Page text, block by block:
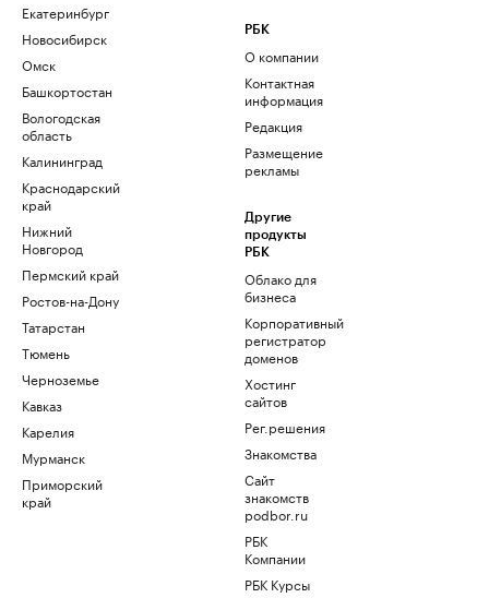
Екатеринбург
Новосибирск
Омск
Башкортостан
Вологодская
область
Калининград
Краснодарский
край
Нижний
Новгород
Пермский край
Ростов-на-Дону
Татарстан
Тюмень
Черноземье
Кавказ
Карелия
Мурманск
Приморский
край
РБК
О компании
Контактная
информация
Редакция
Размещение
рекламы
Другие
продукты
РБК
Облако для
бизнеса
Корпоративный
регистратор
доменов
Хостинг
сайтов
Рег.решения
Знакомства
Сайт
знакомств
podbor.ru
РБК
Компании
РБК Курсы